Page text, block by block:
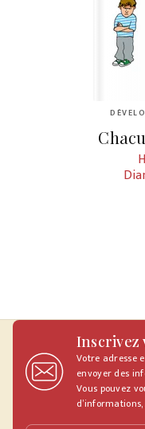
Inscrivez
Votre adresse
envoyer des
Vous pouvez
d’informations,